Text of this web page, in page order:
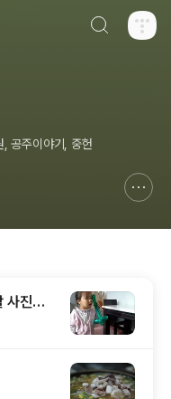
괜찮아유, 고마리이장이야기, 춘파, 월하, 대원, 공주이야기, 중헌
사진으